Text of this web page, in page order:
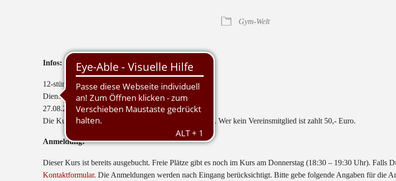
Gym-Welt
Infos:
12-stündiger Fitness-Kurs.
Dienstags von 20 – 21 Uhr
27.08.2024 – 26.11.2014, außer in den Schulferien.
Die Kursgebühr beträgt für Vereinsmitglieder 15,- Euro. Wer kein Vereinsmitglied ist zahlt 50,- Euro.
Anmeldung:
Dieser Kurs ist bereits ausgebucht. Freie Plätze gibt es noch im Kurs am Donnerstag (18:30 – 19:30 Uhr). Falls
Kontaktformular. Die Anmeldungen werden nach Eingang berücksichtigt. Bitte gebe folgende Angaben für die